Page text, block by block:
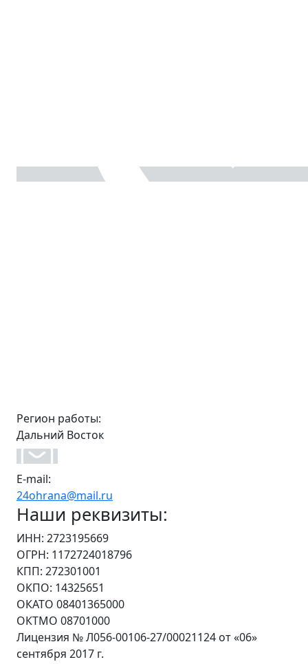
Регион работы:
Дальний Восток
E-mail:
24ohrana@mail.ru
Наши реквизиты:
ИНН: 2723195669
ОГРН: 1172724018796
КПП: 272301001
ОКПО: 14325651
ОКАТО 08401365000
ОКТМО 08701000
Лицензия № Л056-00106-27/00021124 от «06»
сентября 2017 г.